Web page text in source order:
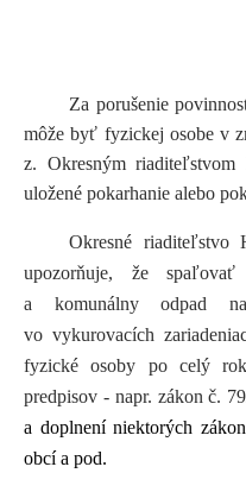
Za porušenie
môže byť fyzickej osobe v
z. Okresným riaditeľstvom
uložené pokarhanie alebo
Okresné riaditeľstvo
upozorňuje, že
a komunálny odpad
vo vykurovacích
fyzické osoby po celý
predpisov - napr. zákon č.
a doplnení niektorých
obcí a pod.